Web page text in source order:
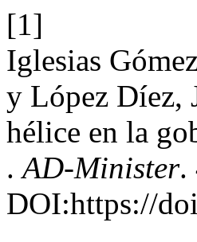
[1]
Iglesias
y López Díez,
hélice en la
.AD-Minister.
DOI:https://